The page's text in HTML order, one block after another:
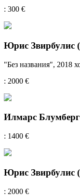
: 300 €
Юрис Звирбулис
"Без названия", 2018
: 2000 €
Илмарс
: 1400 €
Юрис Звирбулис
: 2000 €